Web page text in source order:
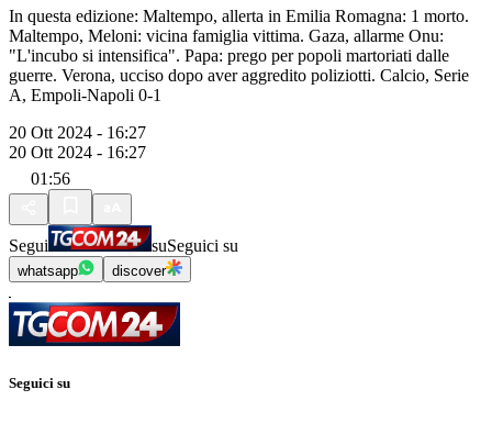
In questa edizione: Maltempo, allerta in Emilia Romagna: 1 morto.
Maltempo, Meloni: vicina famiglia vittima. Gaza, allarme Onu:
"L'incubo si intensifica". Papa: prego per popoli martoriati dalle
guerre. Verona, ucciso dopo aver aggredito poliziotti. Calcio, Serie
A, Empoli-Napoli 0-1
20 Ott 2024 - 16:27
20 Ott 2024 - 16:27
01:56
Segui suSeguici su
whatsapp discover
Seguici su